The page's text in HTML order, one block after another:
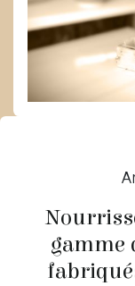
gamme